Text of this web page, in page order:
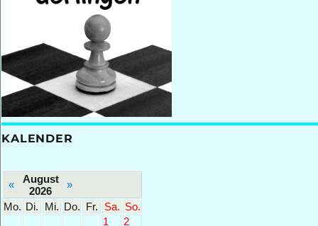
KALENDER
«
August
2026
»
Mo. Di. Mi. Do. Fr. Sa. So.
1
2